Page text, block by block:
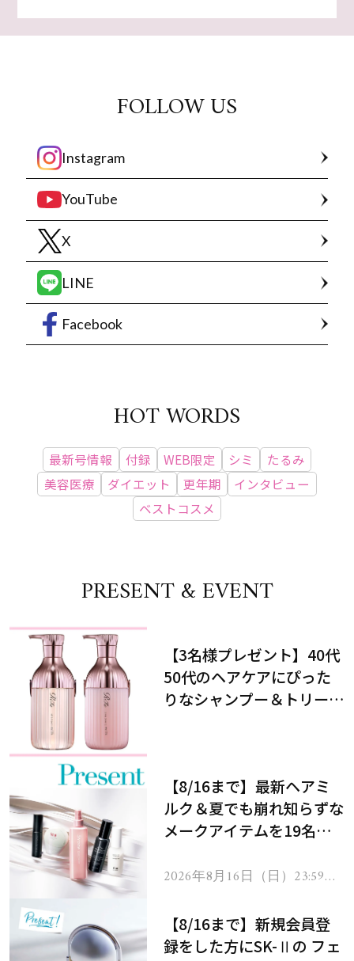
FOLLOW US
Instagram
YouTube
X
LINE
Facebook
HOT WORDS
最新号情報 付録 WEB限定 シミ
たるみ
美容医療
ダイエット 更年期
インタビュー
ベストコスメ
PRESENT & EVENT
【3名様プレゼント】40代
50代のヘアケアにぴった
りなシャンプー＆トリート
【8/16まで】最新ヘアミ
ルク＆夏でも崩れ知らずな
メークアイテムを19名様
2026年8月16日（日）23:59ま
【8/16まで】新規会員登
録をした方にSK-Ⅱの フェ